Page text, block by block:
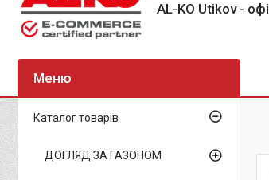
AL-KO Utikov -
Каталог товарів
ДОГЛЯД ЗА ГАЗОНОМ